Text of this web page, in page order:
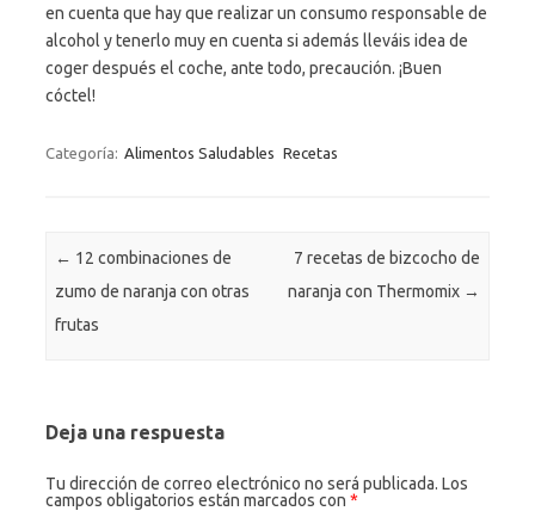
en cuenta que hay que realizar un consumo responsable de
alcohol y tenerlo muy en cuenta si además lleváis idea de
coger después el coche, ante todo, precaución. ¡Buen
cóctel!
Categoría: Alimentos Saludables Recetas
Navegación de entradas
← 12 combinaciones de
zumo de naranja con otras
frutas
7 recetas de bizcocho de
naranja con Thermomix →
Deja una respuesta
Tu dirección de correo electrónico no será publicada. Los
campos obligatorios están marcados con *